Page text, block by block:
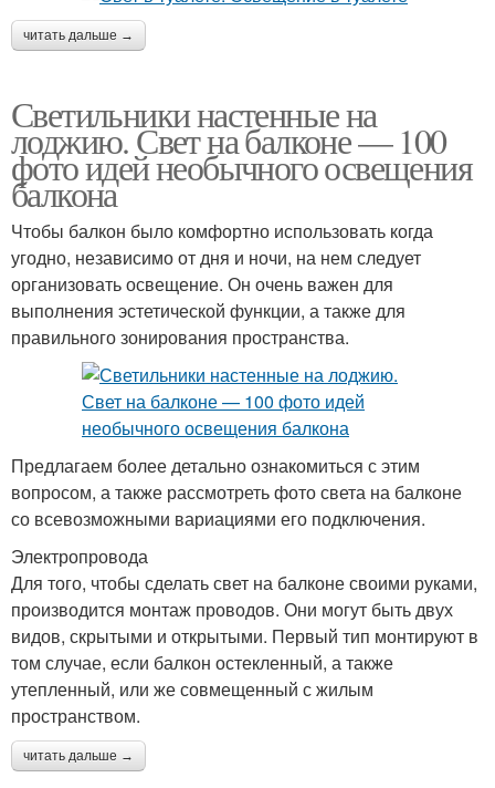
читать дальше →
Светильники настенные на
лоджию. Свет на балконе — 100
фото идей необычного освещения
балкона
Чтобы балкон было комфортно использовать когда
угодно, независимо от дня и ночи, на нем следует
организовать освещение. Он очень важен для
выполнения эстетической функции, а также для
правильного зонирования пространства.
Предлагаем более детально ознакомиться с этим
вопросом, а также рассмотреть фото света на балконе
со всевозможными вариациями его подключения.
Электропровода
Для того, чтобы сделать свет на балконе своими руками,
производится монтаж проводов. Они могут быть двух
видов, скрытыми и открытыми. Первый тип монтируют в
том случае, если балкон остекленный, а также
утепленный, или же совмещенный с жилым
пространством.
читать дальше →